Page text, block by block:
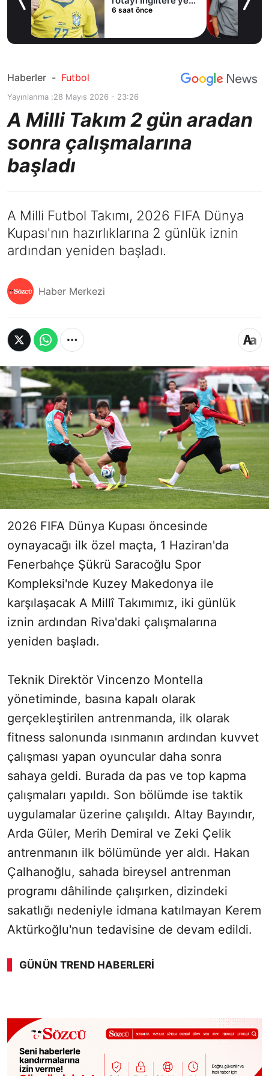
Haberler - Futbol
Yayınlanma :28 Mayıs 2026 - 23:26
A Milli Takım 2 gün aradan
sonra çalışmalarına
başladı
A Milli Futbol Takımı, 2026 FIFA Dünya
Kupası'nın hazırlıklarına 2 günlük iznin
ardından yeniden başladı.
Haber Merkezi
2026 FIFA Dünya Kupası öncesinde
oynayacağı ilk özel maçta, 1 Haziran'da
Fenerbahçe Şükrü Saracoğlu Spor
Kompleksi'nde Kuzey Makedonya ile
karşılaşacak A Millî Takımımız, iki günlük
iznin ardından Riva'daki çalışmalarına
yeniden başladı.
Teknik Direktör Vincenzo Montella
yönetiminde, basına kapalı olarak
gerçekleştirilen antrenmanda, ilk olarak
fitness salonunda ısınmanın ardından kuvvet
çalışması yapan oyuncular daha sonra
sahaya geldi. Burada da pas ve top kapma
çalışmaları yapıldı. Son bölümde ise taktik
uygulamalar üzerine çalışıldı. Altay Bayındır,
Arda Güler, Merih Demiral ve Zeki Çelik
antrenmanın ilk bölümünde yer aldı. Hakan
Çalhanoğlu, sahada bireysel antrenman
programı dâhilinde çalışırken, dizindeki
sakatlığı nedeniyle idmana katılmayan Kerem
Aktürkoğlu'nun tedavisine de devam edildi.
GÜNÜN TREND HABERLERI
00:01 / 09:15